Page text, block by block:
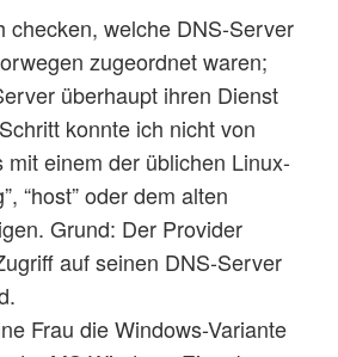
checken, welche DNS-Server
zugeordnet waren;
überhaupt ihren Dienst
konnte ich nicht von
mit einem der üblichen Linux-
“host” oder dem alten
Grund: Der Provider
auf seinen DNS-Server
Frau die Windows-Variante